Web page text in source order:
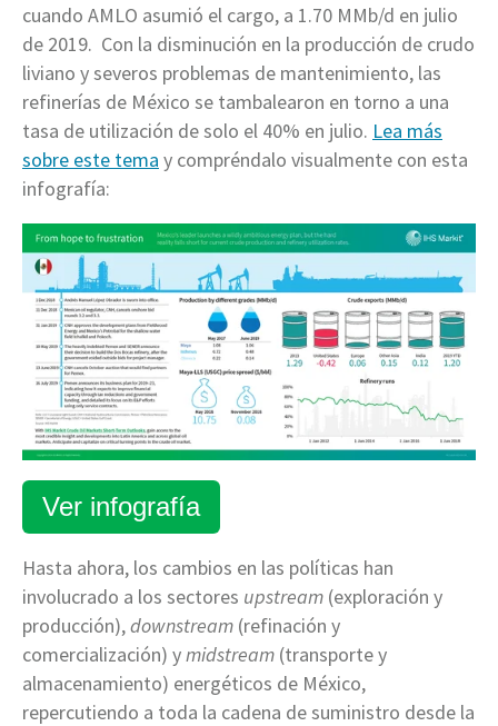
cuando AMLO asumió el cargo, a 1.70 MMb/d en julio
de 2019. Con la disminución en la producción de crudo
liviano y severos problemas de mantenimiento, las
refinerías de México se tambalearon en torno a una
tasa de utilización de solo el 40% en julio. Lea más
sobre este tema y compréndalo visualmente con esta
infografía:
Ver infografía
Hasta ahora, los cambios en las políticas han
involucrado a los sectores upstream (exploración y
producción),downstream (refinación y
comercialización) ymidstream (transporte y
almacenamiento) energéticos de México,
repercutiendo a toda la cadena de suministro desde la